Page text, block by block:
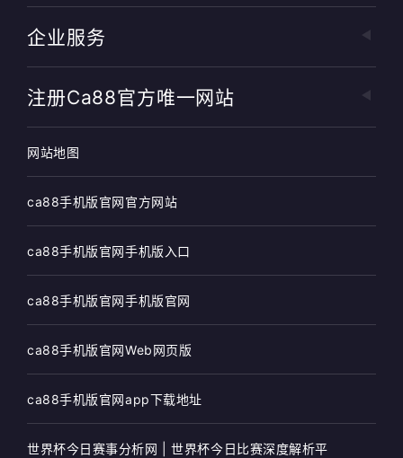
企业服务
注册ca88官方唯一网站
网站地图
ca88手机版官网官方网站
ca88手机版官网手机版入口
ca88手机版官网手机版官网
ca88手机版官网Web网页版
ca88手机版官网app下载地址
世界杯今日赛事分析网 | 世界杯今日比赛深度解析平